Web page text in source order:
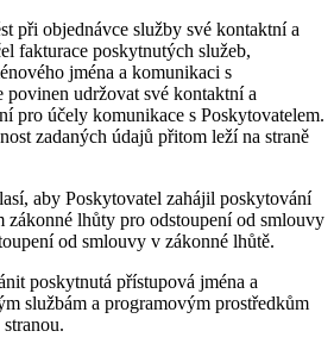
při objednávce služby své kontaktní a
fakturace poskytnutých služeb,
jména a komunikaci s
udržovat své kontaktní a
pro účely komunikace s Poskytovatelem.
zadaných údajů přitom leží na straně
aby Poskytovatel zahájil poskytování
lhůty pro odstoupení od smlouvy
od smlouvy v zákonné lhůtě.
poskytnutá přístupová jména a
službám a programovým prostředkům